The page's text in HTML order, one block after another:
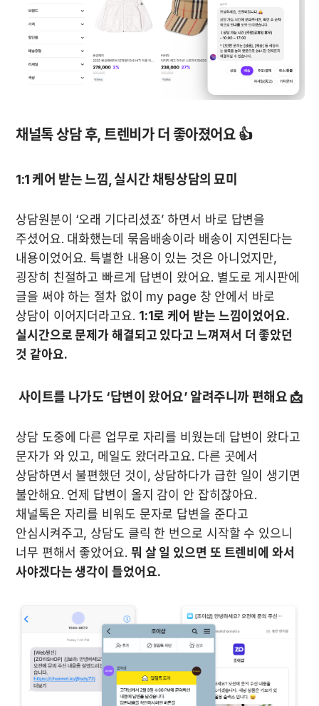
채널톡 상담 후, 트렌비가 더 좋아졌어요 👍
1:1 케어 받는 느낌, 실시간 채팅상담의 묘미
상담원분이 ‘오래 기다리셨죠’ 하면서 바로 답변을
주셨어요. 대화했는데 묶음배송이라 배송이 지연된다는
내용이었어요. 특별한 내용이 있는 것은 아니었지만,
굉장히 친절하고 빠르게 답변이 왔어요. 별도로 게시판에
글을 써야 하는 절차 없이 my page 창 안에서 바로
상담이 이어지더라고요. 1:1로 케어 받는 느낌이었어요.
실시간으로 문제가 해결되고 있다고 느껴져서 더 좋았던
것 같아요.
사이트를 나가도 ‘답변이 왔어요’ 알려주니까 편해요 📩
상담 도중에 다른 업무로 자리를 비웠는데 답변이 왔다고
문자가 와 있고, 메일도 왔더라고요. 다른 곳에서
상담하면서 불편했던 것이, 상담하다가 급한 일이 생기면
불안해요. 언제 답변이 올지 감이 안 잡히잖아요.
채널톡은 자리를 비워도 문자로 답변을 준다고
안심시켜주고, 상담도 클릭 한 번으로 시작할 수 있으니
너무 편해서 좋았어요. 뭐 살 일 있으면 또 트렌비에 와서
사야겠다는 생각이 들었어요.